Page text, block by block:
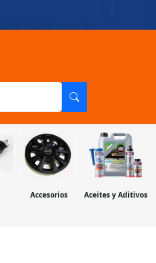
Accesorios Aceites y Aditivos